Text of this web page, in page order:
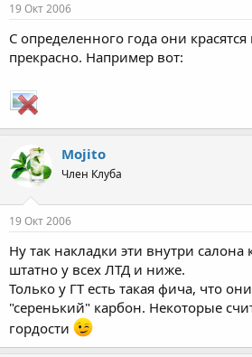
19 Окт 2006
С определенного года они красятся
прекрасно. Например вот:
Mojito
Член Клуба
19 Окт 2006
Ну так накладки эти внутри
штатно у всех ЛТД и ниже.
Только у ГТ есть такая фича, что
"серенький" карбон. Некоторые
гордости